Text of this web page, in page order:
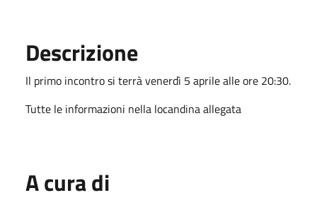
Descrizione
Il primo incontro si terrà venerdì 5 aprile alle ore 20:30.
Tutte le informazioni nella locandina allegata
A cura di